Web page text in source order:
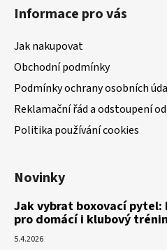
Informace pro vás
Jak nakupovat
Obchodní podmínky
Podmínky ochrany osobních
Reklamační řád a odstoupení
Politika používání cookies
Novinky
Jak vybrat boxovací pytel:
pro domácí i klubový
5.4.2026